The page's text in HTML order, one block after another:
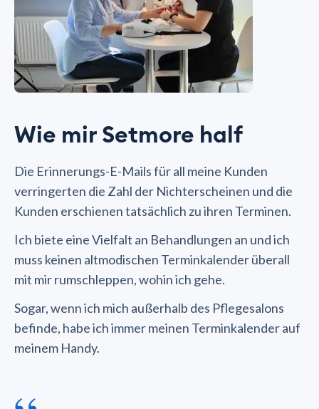
Wie mir Setmore half
Die Erinnerungs-E-Mails für all meine Kunden
verringerten die Zahl der Nichterscheinen und die
Kunden erschienen tatsächlich zu ihren Terminen.
Ich biete eine Vielfalt an Behandlungen an und ich
muss keinen altmodischen Terminkalender überall
mit mir rumschleppen, wohin ich gehe.
Sogar, wenn ich mich außerhalb des Pflegesalons
befinde, habe ich immer meinen Terminkalender auf
meinem Handy.